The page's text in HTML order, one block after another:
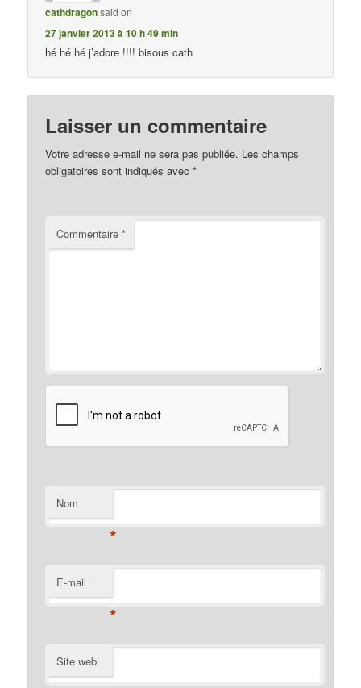
cathdragonsaid on
27 janvier 2013 à 10 h 49 min
hé hé hé j’adore !!!! bisous cath
Laisser un commentaire
Votre adresse e-mail ne sera pas publiée. Les champs
obligatoires sont indiqués avec*
Commentaire*
Nom
*
E-mail
*
Site web